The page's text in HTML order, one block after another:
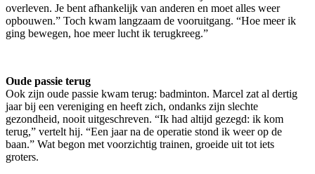
overleven. Je bent afhankelijk van anderen en moet alles weer
opbouwen.” Toch kwam langzaam de vooruitgang. “Hoe meer ik
ging bewegen, hoe meer lucht ik terugkreeg.”
Oude passie terug
Ook zijn oude passie kwam terug: badminton. Marcel zat al dertig
jaar bij een vereniging en heeft zich, ondanks zijn slechte
gezondheid, nooit uitgeschreven. “Ik had altijd gezegd: ik kom
terug,” vertelt hij. “Een jaar na de operatie stond ik weer op de
baan.” Wat begon met voorzichtig trainen, groeide uit tot iets
groters.